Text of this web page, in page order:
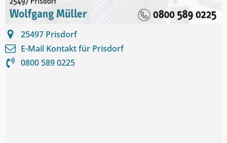
25497 Prisdorf
E-Mail Kontakt für Prisdorf
0800 589 0225